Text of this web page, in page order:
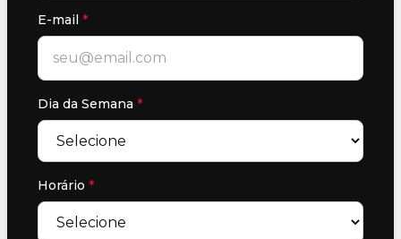
E-mail *
Dia da Semana *
Horário *